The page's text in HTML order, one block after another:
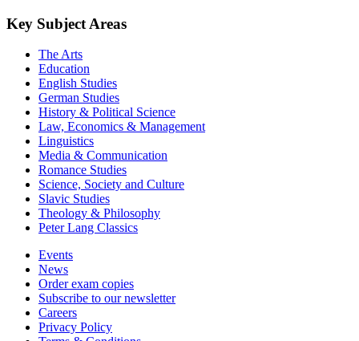
Key Subject Areas
The Arts
Education
English Studies
German Studies
History & Political Science
Law, Economics & Management
Linguistics
Media & Communication
Romance Studies
Science, Society and Culture
Slavic Studies
Theology & Philosophy
Peter Lang Classics
Events
News
Order exam copies
Subscribe to our newsletter
Careers
Privacy Policy